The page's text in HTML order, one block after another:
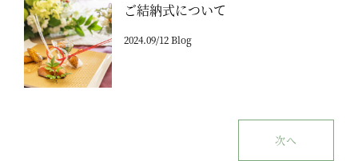
ご結納式について
2024.09/12 Blog
次へ